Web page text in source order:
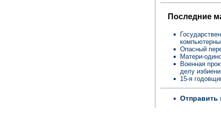
Последние
Опасный
Матери-
Военная
делу
15-я
Отправить